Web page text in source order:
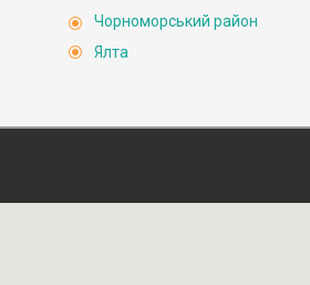
Чорноморський район
Ялта